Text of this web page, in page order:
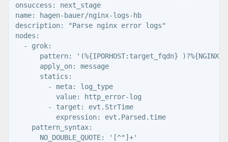
onsuccess: next_stage
name: hagen-bauer/nginx-logs-hb
description: "Parse nginx error logs"
nodes:
  - grok:
pattern: '(%{IPORHOST:target_fqdn}
      apply_on: message
      statics:
        - meta: log_type
          value: http_error-log
        - target: evt.StrTime
          expression: evt.Parsed.time
    pattern_syntax:
      NO_DOUBLE_QUOTE: '[^"]+'